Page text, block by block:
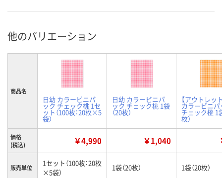
他のバリエーション
商品名
日幼 カラービニパ
ック チェック桃 1セ
ット（100枚：20枚×5
袋）
日幼 カラービニパ
ック チェック桃 1袋
（20枚）
【アウトレッ
カラービニパ
チェック橙 1
枚）
価格
(税込)
￥4,990 ￥1,040
販売単位
1セット（100枚：20枚
×5袋）
1袋（20枚） 1袋（20枚）